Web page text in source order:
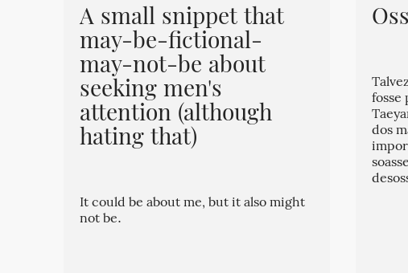
A small snippet that
may-be-fictional-
may-not-be about
seeking men's
attention (although
hating that)
It could be about me, but it also might
not be.
fosse
dos